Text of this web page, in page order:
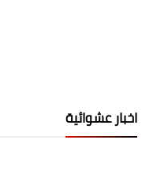
اخبار عشوائية